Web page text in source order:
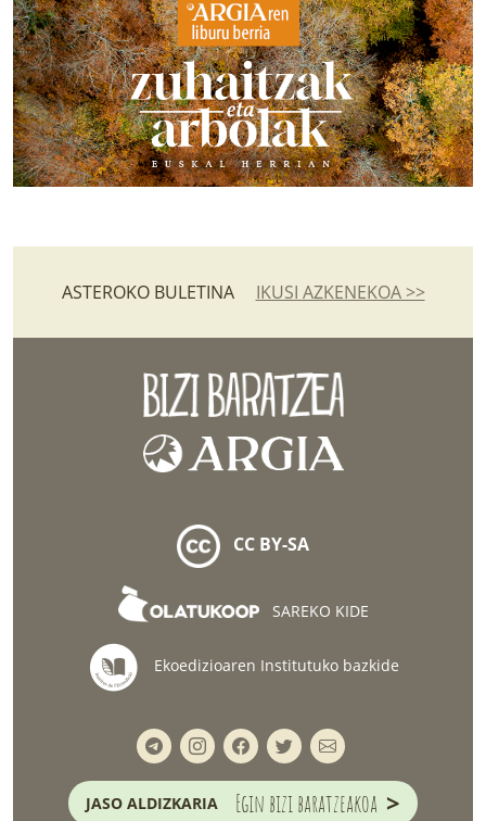
ASTEROKO BULETINA IKUSI AZKENEKOA >>
CC BY-SA
SAREKO KIDE
Ekoedizioaren Institutuko bazkide
JASO ALDIZKARIA Egin bizi baratzeakoa >